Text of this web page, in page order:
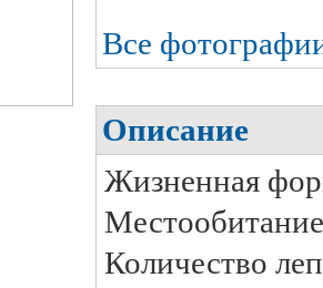
Все
Описание
Жизненная
Количество